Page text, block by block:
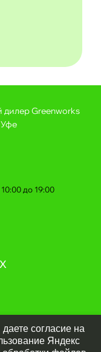
Greenworks
Уфе
до 19:00
согласие на
Яндекс